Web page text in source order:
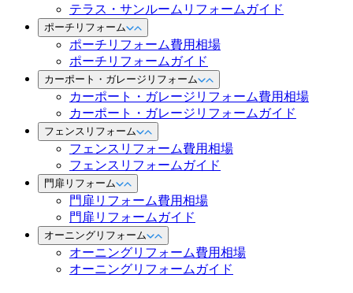
テラス・サンルームリフォームガイド
ポーチリフォーム
ポーチリフォーム費用相場
ポーチリフォームガイド
カーポート・ガレージリフォーム
カーポート・ガレージリフォーム費用相場
カーポート・ガレージリフォームガイド
フェンスリフォーム
フェンスリフォーム費用相場
フェンスリフォームガイド
門扉リフォーム
門扉リフォーム費用相場
門扉リフォームガイド
オーニングリフォーム
オーニングリフォーム費用相場
オーニングリフォームガイド